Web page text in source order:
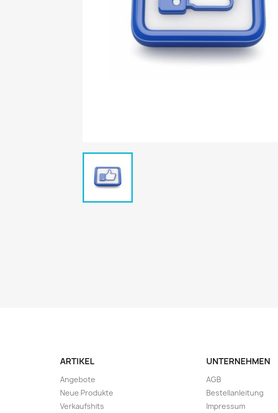
ARTIKEL
Angebote
Neue Produkte
Verkaufshits
UNTERNEHMEN
AGB
Bestellanleitung
Impressum